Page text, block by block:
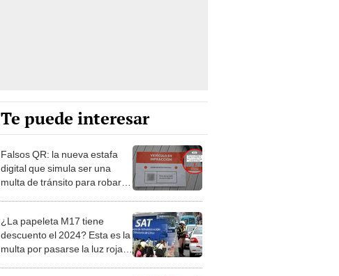
Te puede interesar
Falsos QR: la nueva estafa
digital que simula ser una
multa de tránsito para robar
¿La papeleta M17 tiene
descuento el 2024? Esta es la
multa por pasarse la luz roja